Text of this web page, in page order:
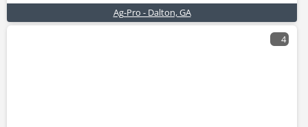
Ag-Pro - Dalton, GA
4